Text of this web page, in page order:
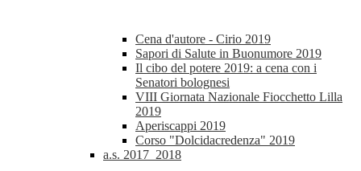
Cena d'autore - Cirio 2019
Sapori di Salute in Buonumore 2019
Il cibo del potere 2019: a cena con i
Senatori bolognesi
VIII Giornata Nazionale Fiocchetto Lilla
2019
Aperiscappi 2019
Corso "Dolcidacredenza" 2019
a.s. 2017_2018